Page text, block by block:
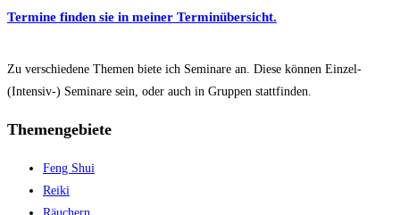
Termine finden sie in meiner Terminübersicht.
Zu verschiedene Themen biete ich Seminare an. Diese können Einzel-
(Intensiv-) Seminare sein, oder auch in Gruppen stattfinden.
Themengebiete
Feng Shui
Reiki